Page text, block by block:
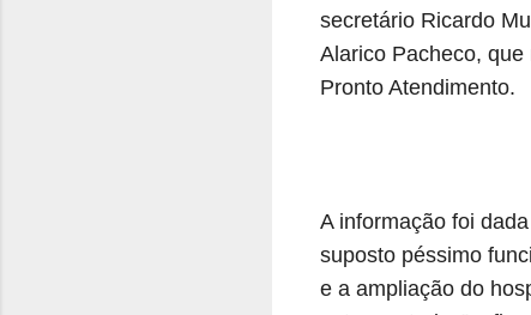
secretário Ricardo
Alarico Pacheco,
Pronto Atendimento.
A informação foi
suposto péssimo
e a ampliação do